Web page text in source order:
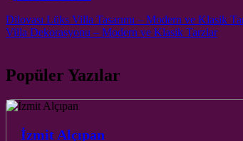
Post navigation
Dilovası Lüks Villa Tasarımı – Modern ve Klasik
Villa Dekorasyonu – Modern ve Klasik Tarzlar
Popüler Yazılar
İzmit Alçıpan